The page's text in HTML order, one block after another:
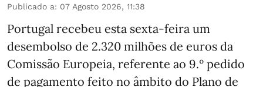
Publicado a: 07 Agosto 2026, 11:38
Portugal recebeu esta sexta-feira um
desembolso de 2.320 milhões de euros da
Comissão Europeia, referente ao 9.º pedido
de pagamento feito no âmbito do Plano de